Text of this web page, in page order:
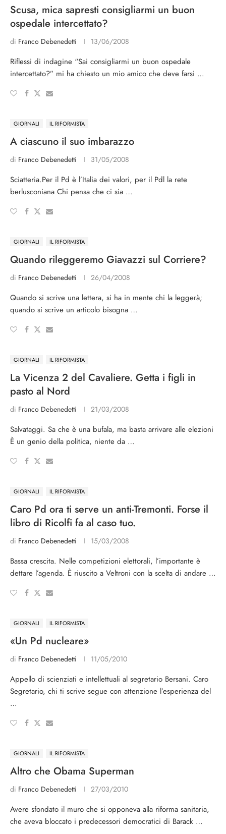
Scusa, mica sapresti consigliarmi un buon
ospedale intercettato?
di Franco Debenedetti 13/06/2008
Riflessi di indagine “Sai consigliarmi un buon ospedale
intercettato?” mi ha chiesto un mio amico che deve farsi …
GIORNALI IL RIFORMISTA
A ciascuno il suo imbarazzo
di Franco Debenedetti 31/05/2008
Sciatteria.Per il Pd è l’Italia dei valori, per il Pdl la rete
berlusconiana Chi pensa che ci sia …
GIORNALI IL RIFORMISTA
Quando rileggeremo Giavazzi sul Corriere?
di Franco Debenedetti 26/04/2008
Quando si scrive una lettera, si ha in mente chi la leggerà;
quando si scrive un articolo bisogna …
GIORNALI IL RIFORMISTA
La Vicenza 2 del Cavaliere. Getta i figli in
pasto al Nord
di Franco Debenedetti 21/03/2008
Salvataggi. Sa che è una bufala, ma basta arrivare alle elezioni
È un genio della politica, niente da …
GIORNALI IL RIFORMISTA
Caro Pd ora ti serve un anti-Tremonti. Forse il
libro di Ricolfi fa al caso tuo.
di Franco Debenedetti 15/03/2008
Bassa crescita. Nelle competizioni elettorali, l’importante è
dettare l’agenda. È riuscito a Veltroni con la scelta di andare …
GIORNALI IL RIFORMISTA
«Un Pd nucleare»
di Franco Debenedetti 11/05/2010
Appello di scienziati e intellettuali al segretario Bersani. Caro
Segretario, chi ti scrive segue con attenzione l’esperienza del
…
GIORNALI IL RIFORMISTA
Altro che Obama Superman
di Franco Debenedetti 27/03/2010
Avere sfondato il muro che si opponeva alla riforma sanitaria,
che aveva bloccato i predecessori democratici di Barack …